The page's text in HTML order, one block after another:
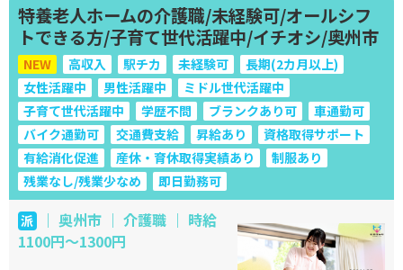
特養老人ホームの介護職/未経験可/オールシフ
トできる方/子育て世代活躍中/イチオシ/奥州市
NEW 高収入 駅チカ 未経験可
長期(2カ月以上)
女性活躍中
男性活躍中
ミドル世代活躍中
子育て世代活躍中
学歴不問 ブランクあり可
車通勤可
バイク通勤可
交通費支給 昇給あり
資格取得サポート
有給消化促進
産休・育休取得実績あり
制服あり
残業なし/残業少なめ
即日勤務可
派｜ 奥州市 ｜ 介護職 ｜ 時給
1100円～1300円